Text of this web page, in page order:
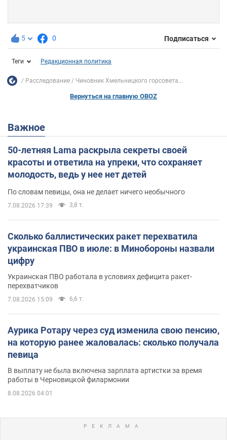
5 0 Подписаться
Теги Редакционная политика
Расследование Чиновник Хмельницкого горсовета...
Вернуться на главную OBOZ
Важное
50-летняя Lama раскрыла секреты своей
красоты и ответила на упреки, что сохраняет
молодость, ведь у нее нет детей
По словам певицы, она не делает ничего необычного
7.08.2026 17:39 3,8 т.
Сколько баллистических ракет перехватила
украинская ПВО в июле: в Минобороны назвали
цифру
Украинская ПВО работала в условиях дефицита ракет-
перехватчиков
7.08.2026 15:09 6,6 т.
Аурика Ротару через суд изменила свою пенсию,
на которую ранее жаловалась: сколько получала
певица
В выплату не была включена зарплата артистки за время
работы в Черновицкой филармонии
8.08.2026 04:01